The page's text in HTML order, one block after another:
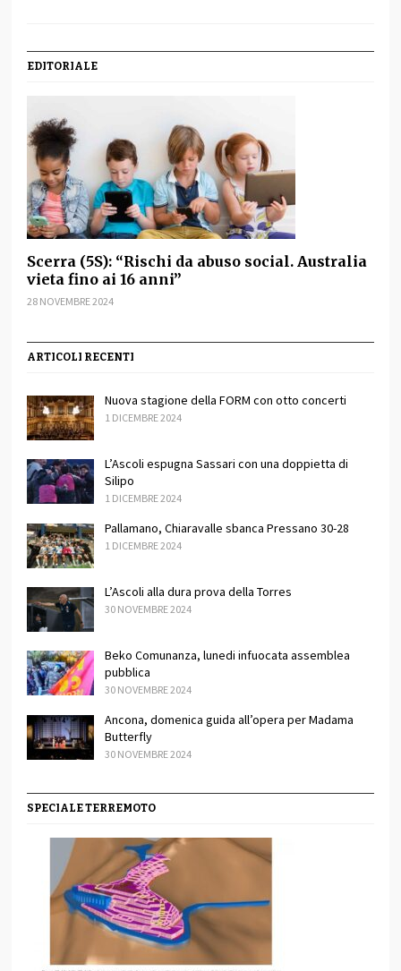
EDITORIALE
Scerra (5S): “Rischi da abuso social. Australia
vieta fino ai 16 anni”
28 NOVEMBRE 2024
ARTICOLI RECENTI
Nuova stagione della FORM con otto concerti
1 DICEMBRE 2024
L’Ascoli espugna Sassari con una doppietta di
Silipo
1 DICEMBRE 2024
Pallamano, Chiaravalle sbanca Pressano 30-28
1 DICEMBRE 2024
L’Ascoli alla dura prova della Torres
30 NOVEMBRE 2024
Beko Comunanza, lunedi infuocata assemblea
pubblica
30 NOVEMBRE 2024
Ancona, domenica guida all’opera per Madama
Butterfly
30 NOVEMBRE 2024
SPECIALE TERREMOTO